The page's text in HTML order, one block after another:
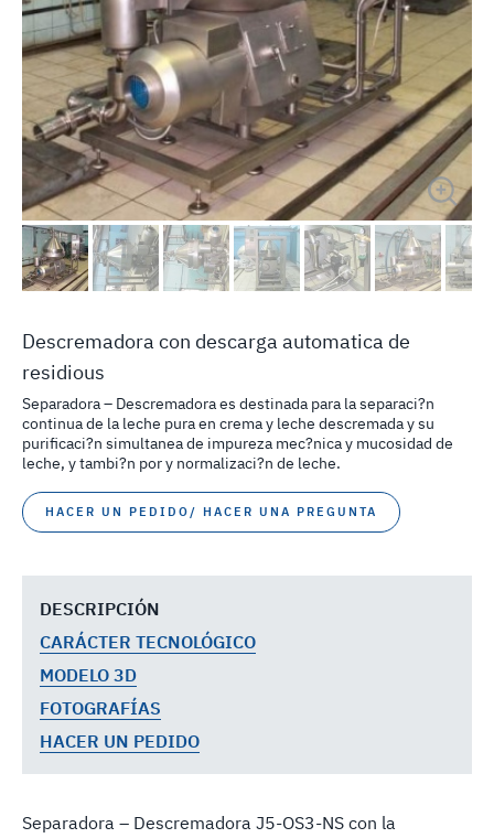
Descremadora con descarga automatica de
residious
Separadora – Descremadora es destinada para la separaci?n
continua de la leche pura en crema y leche descremada y su
purificaci?n simultanea de impureza mec?nica y mucosidad de
leche, y tambi?n por y normalizaci?n de leche.
HACER UN PEDIDO/ HACER UNA PREGUNTA
DESCRIPCIÓN
CARÁCTER TECNOLÓGICO
MODELO 3D
FOTOGRAFÍAS
HACER UN PEDIDO
Separadora – Descremadora J5-OS3-NS con la